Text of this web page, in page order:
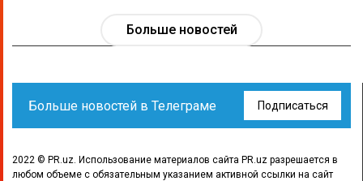
Больше новостей
Больше новостей в Телеграме Подписаться
2022 © PR.uz. Использование материалов сайта PR.uz разрешается в
любом объеме с обязательным указанием активной ссылки на сайт